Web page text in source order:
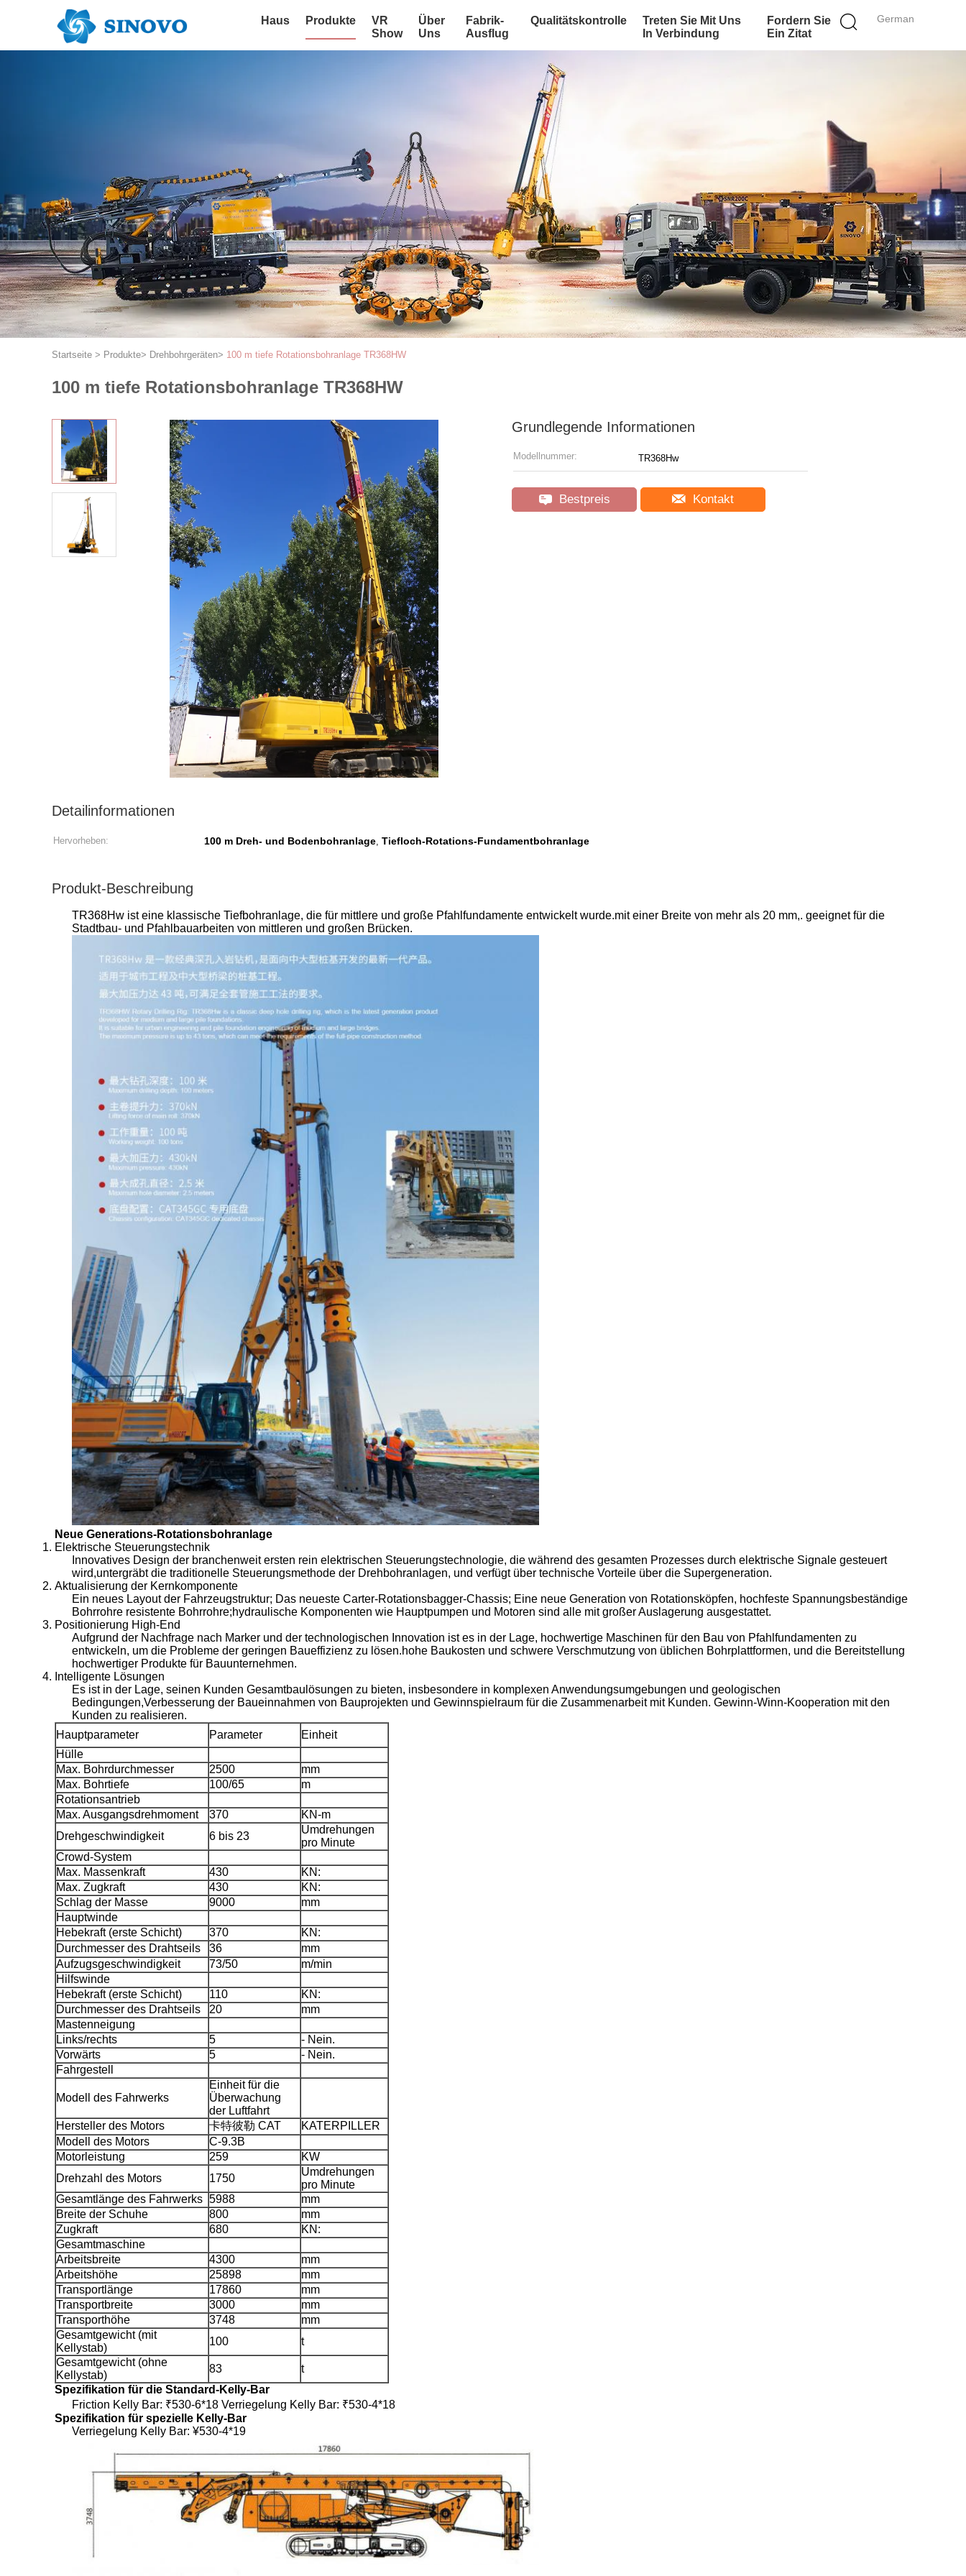
German
Haus Produkte
VR
Show
Über
Uns
Fabrik-
Ausflug
Qualitätskontrolle
Treten Sie Mit Uns
In Verbindung
Fordern Sie
Ein Zitat
Startseite > Produkte> Drehbohrgeräten> 100 m tiefe Rotationsbohranlage TR368HW
100 m tiefe Rotationsbohranlage TR368HW
Grundlegende Informationen
Modellnummer: TR368Hw
Bestpreis Kontakt
Detailinformationen
Hervorheben: 100 m Dreh- und Bodenbohranlage, Tiefloch-Rotations-Fundamentbohranlage
Produkt-Beschreibung
TR368Hw ist eine klassische Tiefbohranlage, die für mittlere und große Pfahlfundamente entwickelt wurde.mit einer Breite von mehr als 20 mm,. geeignet für die
Stadtbau- und Pfahlbauarbeiten von mittleren und großen Brücken.
Neue Generations-Rotationsbohranlage
Elektrische Steuerungstechnik
Innovatives Design der branchenweit ersten rein elektrischen Steuerungstechnologie, die während des gesamten Prozesses durch elektrische Signale gesteuert
wird,untergräbt die traditionelle Steuerungsmethode der Drehbohranlagen, und verfügt über technische Vorteile über die Supergeneration.
Aktualisierung der Kernkomponente
Ein neues Layout der Fahrzeugstruktur; Das neueste Carter-Rotationsbagger-Chassis; Eine neue Generation von Rotationsköpfen, hochfeste Spannungsbeständige
Bohrrohre resistente Bohrrohre;hydraulische Komponenten wie Hauptpumpen und Motoren sind alle mit großer Auslagerung ausgestattet.
Positionierung High-End
Aufgrund der Nachfrage nach Marker und der technologischen Innovation ist es in der Lage, hochwertige Maschinen für den Bau von Pfahlfundamenten zu
entwickeln, um die Probleme der geringen Baueffizienz zu lösen.hohe Baukosten und schwere Verschmutzung von üblichen Bohrplattformen, und die Bereitstellung
hochwertiger Produkte für Bauunternehmen.
Intelligente Lösungen
­­Es ist in der Lage, seinen Kunden Gesamtbaulösungen zu bieten, insbesondere in komplexen Anwendungsumgebungen und geologischen
Bedingungen,Verbesserung der Baueinnahmen von Bauprojekten und Gewinnspielraum für die Zusammenarbeit mit Kunden. Gewinn-Winn-Kooperation mit den
Kunden zu realisieren.
Hauptparameter
Parameter
Einheit
Hülle
Max. Bohrdurchmesser
2500
mm
Max. Bohrtiefe
100/65
m
Rotationsantrieb
Max. Ausgangsdrehmoment
370
KN-m
Drehgeschwindigkeit
6 bis 23
Umdrehungen
pro Minute
Crowd-System
Max. Massenkraft
430
KN:
Max. Zugkraft
430
KN:
Schlag der Masse
9000
mm
Hauptwinde
Hebekraft (erste Schicht)
370
KN:
Durchmesser des Drahtseils
36
mm
Aufzugsgeschwindigkeit
73/50
m/min
Hilfswinde
Hebekraft (erste Schicht)
110
KN:
Durchmesser des Drahtseils
20
mm
Mastenneigung
Links/rechts
5
- Nein.
Vorwärts
5
- Nein.
Fahrgestell
Modell des Fahrwerks
Einheit für die
Überwachung
der Luftfahrt
Hersteller des Motors
卡特彼勒 CAT
KATERPILLER
Modell des Motors
C-9.3B
Motorleistung
259
KW
Drehzahl des Motors
1750
Umdrehungen
pro Minute
Gesamtlänge des Fahrwerks 5988
mm
Breite der Schuhe
800
mm
Zugkraft
680
KN:
Gesamtmaschine
Arbeitsbreite
4300
mm
Arbeitshöhe
25898
mm
Transportlänge
17860
mm
Transportbreite
3000
mm
Transporthöhe
3748
mm
Gesamtgewicht (mit
Kellystab)
100
t
Gesamtgewicht (ohne
Kellystab)
83
t
Spezifikation für die Standard-Kelly-Bar
Friction Kelly Bar: ₹530-6*18 Verriegelung Kelly Bar: ₹530-4*18
Spezifikation für spezielle Kelly-Bar
Verriegelung Kelly Bar: ¥530-4*19